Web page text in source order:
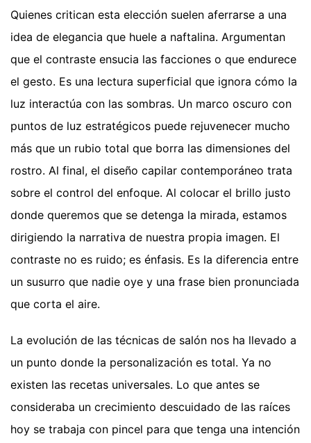
Quienes critican esta elección suelen aferrarse a una
idea de elegancia que huele a naftalina. Argumentan
que el contraste ensucia las facciones o que endurece
el gesto. Es una lectura superficial que ignora cómo la
luz interactúa con las sombras. Un marco oscuro con
puntos de luz estratégicos puede rejuvenecer mucho
más que un rubio total que borra las dimensiones del
rostro. Al final, el diseño capilar contemporáneo trata
sobre el control del enfoque. Al colocar el brillo justo
donde queremos que se detenga la mirada, estamos
dirigiendo la narrativa de nuestra propia imagen. El
contraste no es ruido; es énfasis. Es la diferencia entre
un susurro que nadie oye y una frase bien pronunciada
que corta el aire.
La evolución de las técnicas de salón nos ha llevado a
un punto donde la personalización es total. Ya no
existen las recetas universales. Lo que antes se
consideraba un crecimiento descuidado de las raíces
hoy se trabaja con pincel para que tenga una intención